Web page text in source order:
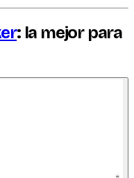
: la mejor para